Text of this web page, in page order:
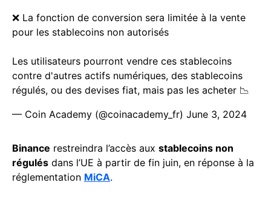
❌ La fonction de conversion sera limitée à la vente
pour les stablecoins non autorisés
Les utilisateurs pourront vendre ces stablecoins
contre d'autres actifs numériques, des stablecoins
régulés, ou des devises fiat, mais pas les acheter 📉
— Coin Academy (@coinacademy_fr) June 3, 2024
Binance restreindra l’accès aux stablecoins non
régulés dans l’UE à partir de fin juin, en réponse à la
réglementation MiCA.